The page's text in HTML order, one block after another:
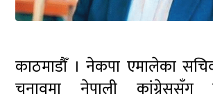
काठमाडौँ । नेकपा एमालेका